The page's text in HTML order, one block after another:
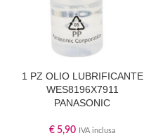
1 PZ OLIO LUBRIFICANTE
WES8196X7911
PANASONIC
€ 5,90 IVA inclusa